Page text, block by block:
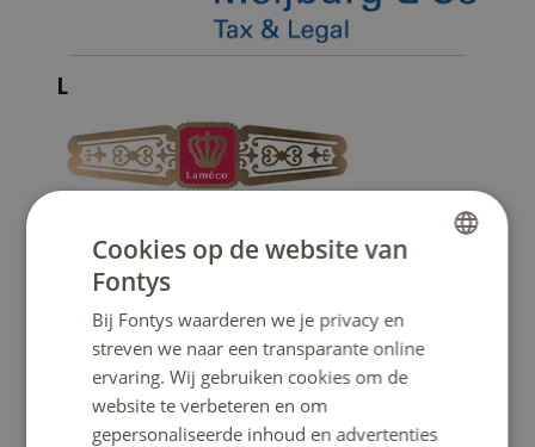
L
Cookies op de website van
Fontys
Bij Fontys waarderen we je privacy en
streven we naar een transparante online
ervaring. Wij gebruiken cookies om de
website te verbeteren en om
gepersonaliseerde inhoud en advertenties